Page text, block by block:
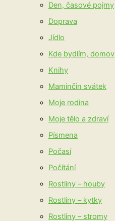
Den, časové pojmy
Doprava
Jídlo
Kde bydlím, domov
Knihy
Maminčin svátek
Moje rodina
Moje tělo a zdraví
Písmena
Počasí
Počítání
Rostliny – houby
Rostliny – kytky
Rostliny – stromy